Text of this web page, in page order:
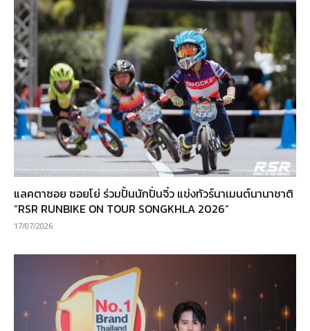
แลคตาซอย ซอยโย่ ร่วมปั้นนักปั่นจิ๋ว แข่งทัวร์นาเมนต์นานาชาติ
“RSR RUNBIKE ON TOUR SONGKHLA 2026”
17/07/2026